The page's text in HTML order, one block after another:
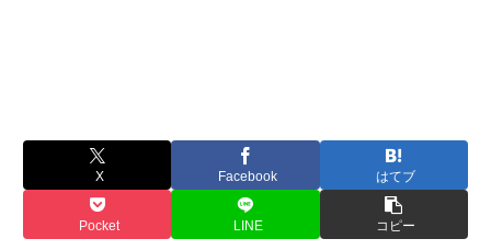
X Facebook はてブ
Pocket LINE コピー